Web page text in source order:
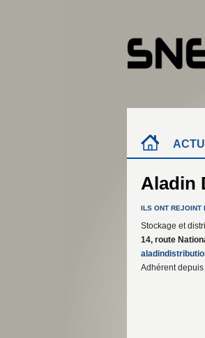
Aladin
ILS ONT REJOINT
Stockage et
14, route
Adhérent